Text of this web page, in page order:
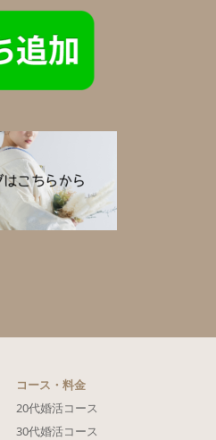
コース・料金
20代婚活コース
30代婚活コース